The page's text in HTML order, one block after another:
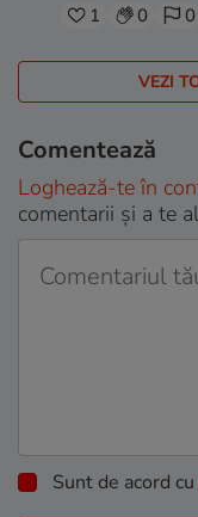
1 0 0
VEZI
Comentează
Loghează-te în
comentarii și a te
Sunt de acord cu